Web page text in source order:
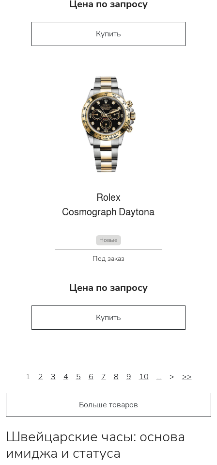
Цена по запросу
Купить
Rolex
Cosmograph Daytona
Новые
Под заказ
Цена по запросу
Купить
1 2 3 4 5 6 7 8 9 10 … > >>
Больше товаров
Швейцарские часы: основа
имиджа и статуса